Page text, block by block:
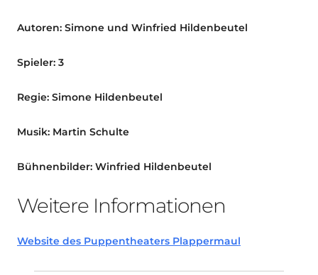
Autoren: Simone und Winfried Hildenbeutel
Spieler: 3
Regie: Simone Hildenbeutel
Musik: Martin Schulte
Bühnenbilder: Winfried Hildenbeutel
Weitere Informationen
Website des Puppentheaters Plappermaul